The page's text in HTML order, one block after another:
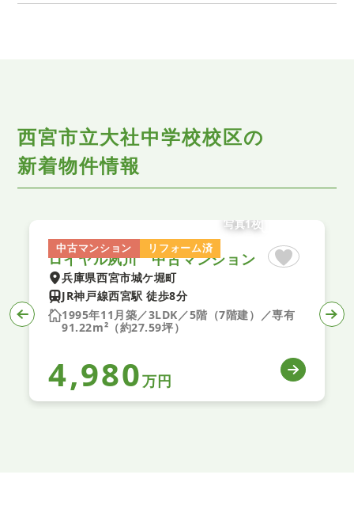
西宮市立大社中学校校区の
新着物件情報
中古マンション リフォーム済
写真1枚
ロイヤル夙川 中古マンション
兵庫県西宮市城ケ堀町
JR神戸線西宮駅 徒歩8分
1995年11月築／3LDK／5階（7階建）／専有
91.22m²（約27.59坪）
4,980万円